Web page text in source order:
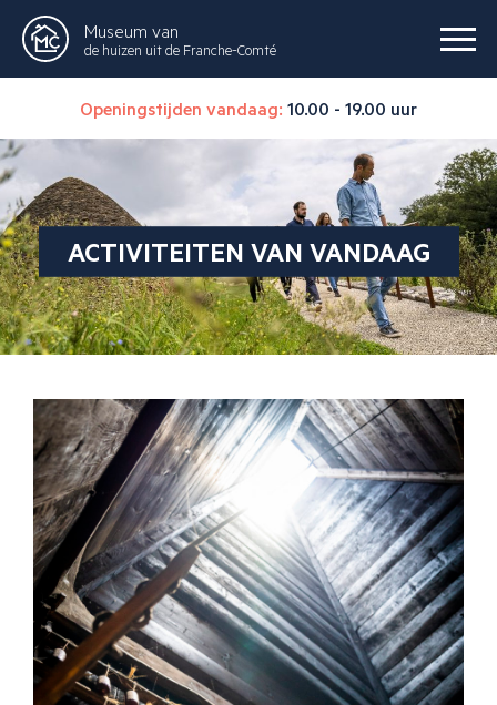
Museum van
de huizen uit de Franche-Comté
Openingstijden vandaag: 10.00 - 19.00 uur
ACTIVITEITEN VAN VANDAAG